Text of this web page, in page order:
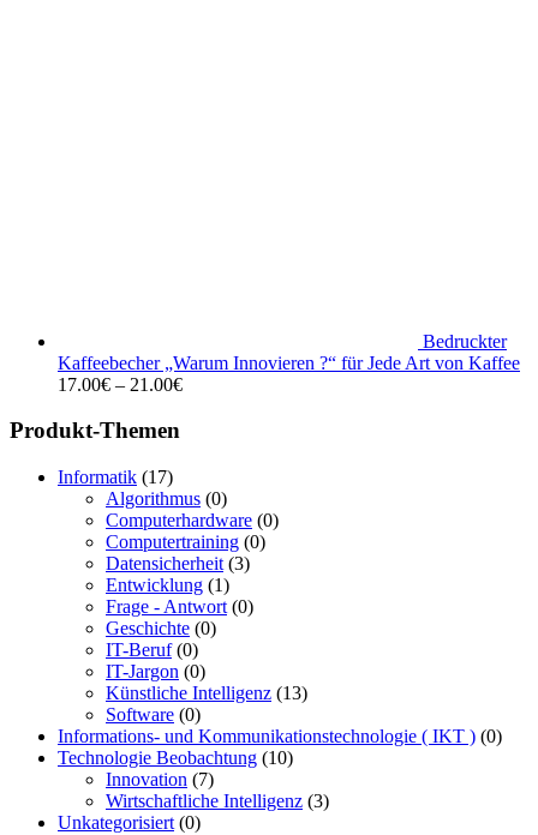
Bedruckter
Kaffeebecher „Warum Innovieren ?“ für Jede Art von Kaffee
17.00€ – 21.00€
Produkt-Themen
Informatik (17)
Algorithmus (0)
Computerhardware (0)
Computertraining (0)
Datensicherheit (3)
Entwicklung (1)
Frage - Antwort (0)
Geschichte (0)
IT-Beruf (0)
IT-Jargon (0)
Künstliche Intelligenz (13)
Software (0)
Informations- und Kommunikationstechnologie ( IKT ) (0)
Technologie Beobachtung (10)
Innovation (7)
Wirtschaftliche Intelligenz (3)
Unkategorisiert (0)